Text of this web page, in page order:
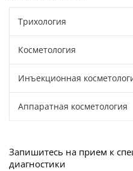
Трихология
Косметология
Инъекционная
Аппаратная косметология
Запишитесь на прием к
диагностики